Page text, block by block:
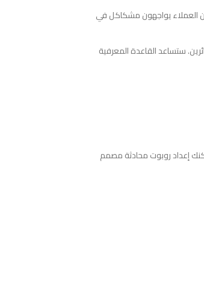
العملاء يواجهون مشكاكل في
ستساعد القاعدة المعرفية
إعداد روبوت محادثة مصمم